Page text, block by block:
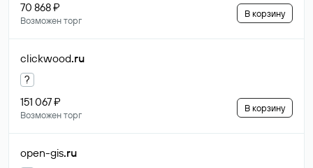
70 868 ₽
Возможен торг
В корзину
clickwood.ru
?
151 067 ₽
Возможен торг
В корзину
open-gis.ru